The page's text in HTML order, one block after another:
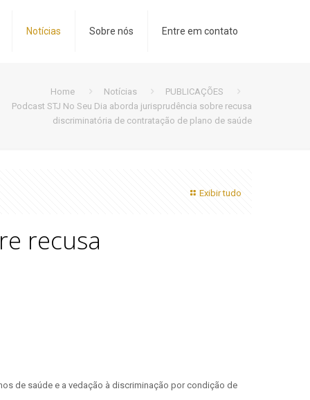
Notícias Sobre nós Entre em contato
Home Notícias
PUBLICAÇÕES
Podcast STJ No Seu Dia aborda jurisprudência sobre recusa
discriminatória de contratação de plano de saúde
Exibir tudo
recusa
de saúde e a vedação à discriminação por condição de